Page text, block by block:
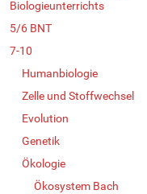
Biologieunterrichts
5/6 BNT
7-10
Humanbiologie
Zelle und Stoffwechsel
Evolution
Genetik
Ökologie
Ökosystem Bach